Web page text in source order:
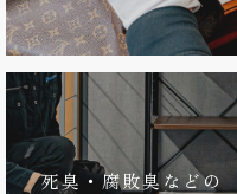
死臭・腐敗臭などの